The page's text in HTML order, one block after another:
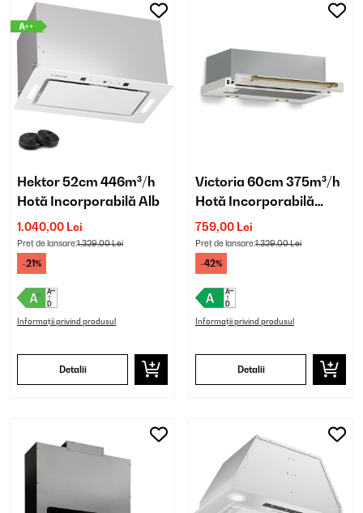
Hektor 52cm 446m³/h
Hotă Incorporabilă Alb
1.040,00 Lei
Preț de lansare:1.329,00 Lei
-21%
Informații privind produsul
Detalii
Victoria 60cm 375m³/h
Hotă Incorporabilă
Telescopică Albă
759,00 Lei
Preț de lansare:1.329,00 Lei
-42%
Informații privind produsul
Detalii